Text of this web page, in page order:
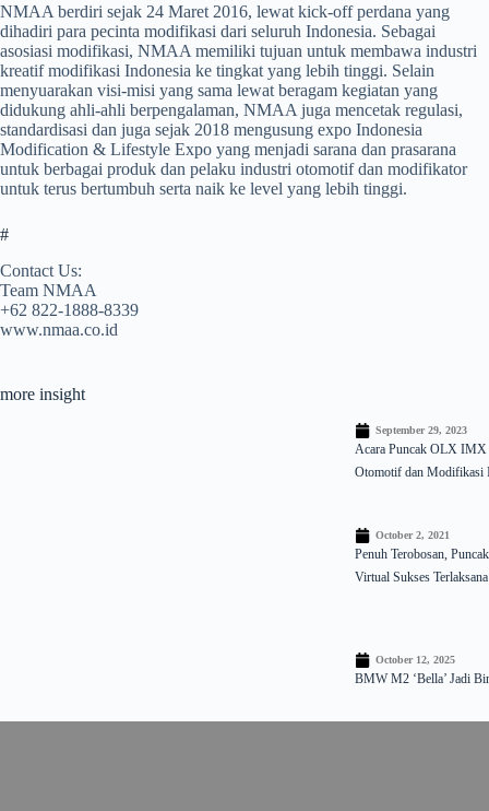
NMAA berdiri sejak 24 Maret 2016, lewat kick-off perdana yang
dihadiri para pecinta modifikasi dari seluruh Indonesia. Sebagai
asosiasi modifikasi, NMAA memiliki tujuan untuk membawa industri
kreatif modifikasi Indonesia ke tingkat yang lebih tinggi. Selain
menyuarakan visi-misi yang sama lewat beragam kegiatan yang
didukung ahli-ahli berpengalaman, NMAA juga mencetak regulasi,
standardisasi dan juga sejak 2018 mengusung expo Indonesia
Modification & Lifestyle Expo yang menjadi sarana dan prasarana
untuk berbagai produk dan pelaku industri otomotif dan modifikator
untuk terus bertumbuh serta naik ke level yang lebih tinggi.
#
Contact Us:
Team NMAA
+62 822-1888-8339
www.nmaa.co.id
more insight
September 29, 2023
Acara Puncak OLX IMX
Otomotif dan Modifikasi
October 2, 2021
Penuh Terobosan,
Virtual Sukses
October 12, 2025
BMW M2 ‘Bella’ Jadi